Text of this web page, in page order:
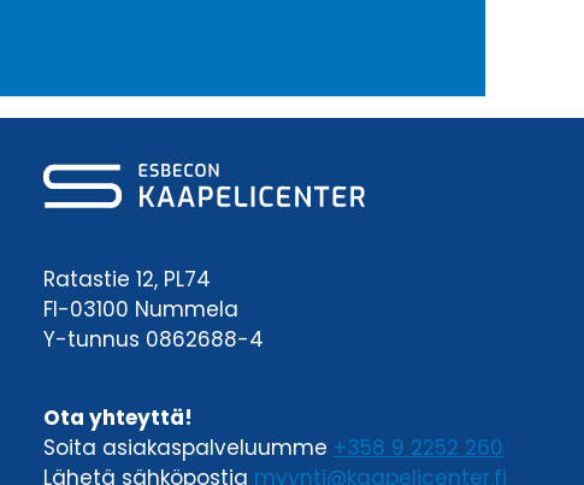
Ratastie 12, PL74
FI-03100 Nummela
Y-tunnus 0862688-4
Ota yhteyttä!
Soita asiakaspalveluumme +358 9 2252 260
Lähetä sähköpostia myynti@kaapelicenter.fi